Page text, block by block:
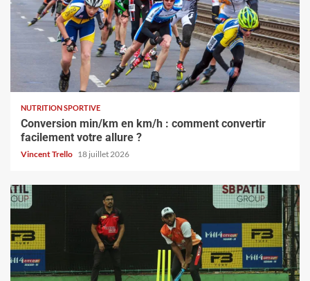
NUTRITION SPORTIVE
Conversion min/km en km/h : comment convertir
facilement votre allure ?
Vincent Trello 18 juillet 2026